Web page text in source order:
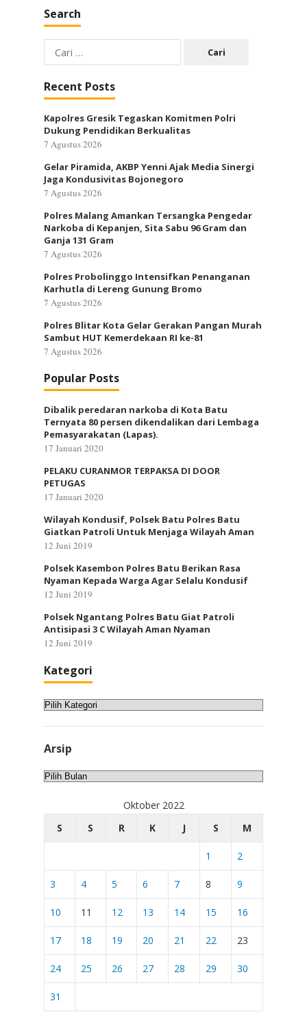
Search
Cari
untuk:
Recent Posts
Kapolres Gresik Tegaskan Komitmen Polri
Dukung Pendidikan Berkualitas
7 Agustus 2026
Gelar Piramida, AKBP Yenni Ajak Media Sinergi
Jaga Kondusivitas Bojonegoro
7 Agustus 2026
Polres Malang Amankan Tersangka Pengedar
Narkoba di Kepanjen, Sita Sabu 96 Gram dan
Ganja 131 Gram
7 Agustus 2026
Polres Probolinggo Intensifkan Penanganan
Karhutla di Lereng Gunung Bromo
7 Agustus 2026
Polres Blitar Kota Gelar Gerakan Pangan Murah
Sambut HUT Kemerdekaan RI ke-81
7 Agustus 2026
Popular Posts
Dibalik peredaran narkoba di Kota Batu
Ternyata 80 persen dikendalikan dari Lembaga
Pemasyarakatan (Lapas).
17 Januari 2020
PELAKU CURANMOR TERPAKSA DI DOOR
PETUGAS
17 Januari 2020
Wilayah Kondusif, Polsek Batu Polres Batu
Giatkan Patroli Untuk Menjaga Wilayah Aman
12 Juni 2019
Polsek Kasembon Polres Batu Berikan Rasa
Nyaman Kepada Warga Agar Selalu Kondusif
12 Juni 2019
Polsek Ngantang Polres Batu Giat Patroli
Antisipasi 3 C Wilayah Aman Nyaman
12 Juni 2019
Kategori
Kategori
Arsip
Arsip
Oktober 2022
S
S R K J S M
1 2
3 4 5 6 7 8 9
10 11 12 13 14 15 16
17 18 19 20 21 22 23
24 25 26 27 28 29 30
31